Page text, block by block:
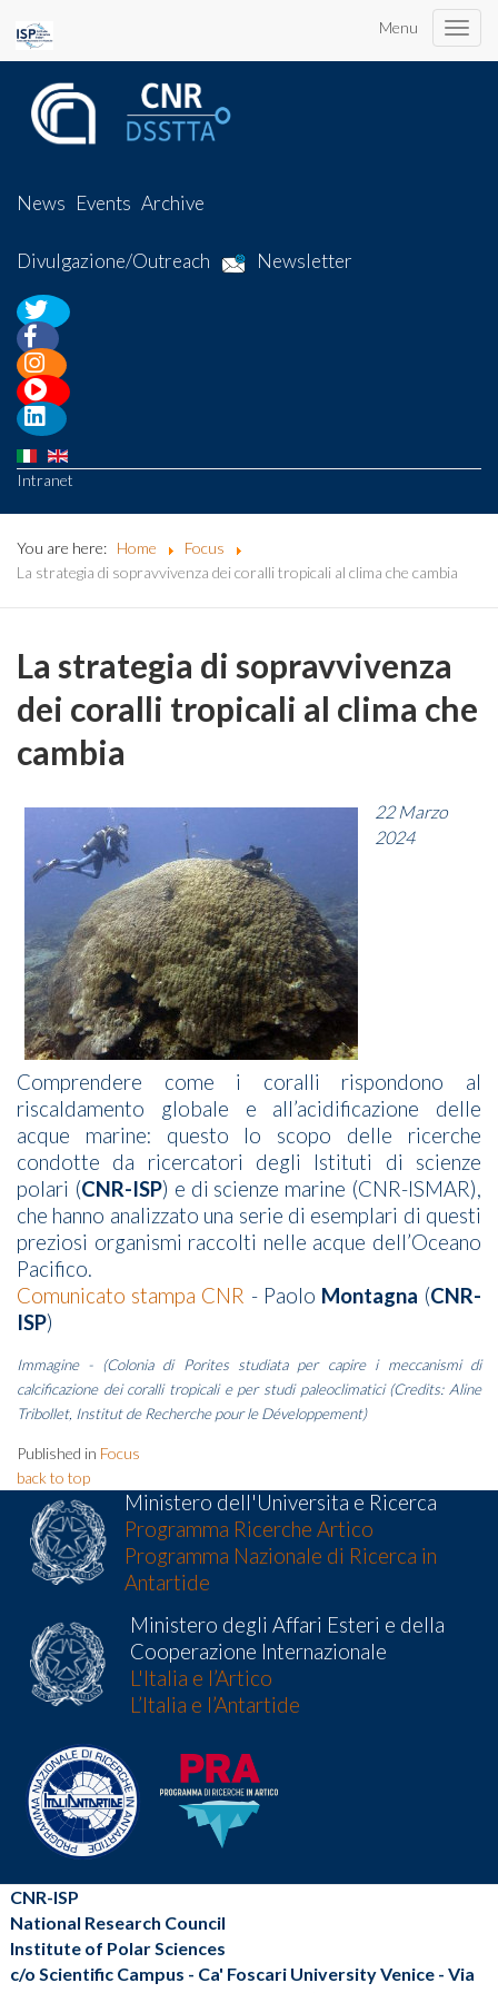
Menu
Toggle
News Events Archive
Divulgazione/Outreach Newsletter
Intranet
You are here: Home
Focus
La strategia di sopravvivenza dei coralli tropicali al clima che cambia
La strategia di sopravvivenza
dei coralli tropicali al clima che
cambia
22 Marzo
2024
Comprendere come i coralli rispondono al
riscaldamento globale e all’acidificazione delle
acque marine: questo lo scopo delle ricerche
condotte da ricercatori degli Istituti di scienze
polari (CNR-ISP) e di scienze marine (CNR-ISMAR),
che hanno analizzato una serie di esemplari di questi
preziosi organismi raccolti nelle acque dell’Oceano
Pacifico.
Comunicato stampa CNR - Paolo Montagna (CNR-
ISP)
Immagine - (Colonia di Porites studiata per capire i meccanismi di
calcificazione dei coralli tropicali e per studi paleoclimatici (Credits: Aline
Tribollet, Institut de Recherche pour le Développement)
Published in Focus
back to top
Ministero dell'Universita e Ricerca
Programma Ricerche Artico
Programma Nazionale di Ricerca in
Antartide
Ministero degli Affari Esteri e della
Cooperazione Internazionale
L'Italia e l’Artico
L’Italia e l’Antartide
CNR-ISP
National Research Council
Institute of Polar Sciences
c/o Scientific Campus - Ca' Foscari University Venice - Via